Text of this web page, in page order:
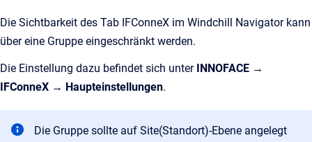
Die Sichtbarkeit des Tab IFConneX im Windchill Navigator kann
über eine Gruppe eingeschränkt werden.
Die Einstellung dazu befindet sich unter INNOFACE →
IFConneX → Haupteinstellungen.
Die Gruppe sollte auf Site(Standort)-Ebene angelegt